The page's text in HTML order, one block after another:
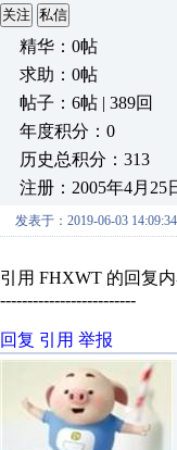
关注 私信
精华：0帖
求助：0帖
帖子：6帖 | 389回
年度积分：0
历史总积分：313
注册：2005年4月25
发表于：2019-06-03 14:09:34
引用 FHXWT 的回复
-------------------------
回复 引用 举报